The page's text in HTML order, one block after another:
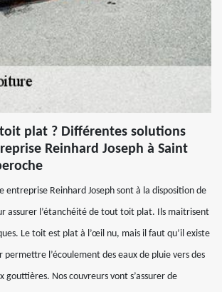
plat ? Différentes solutions
Reinhard Joseph à Saint
entreprise Reinhard Joseph sont à la disposition de
assurer l’étanchéité de tout toit plat. Ils maitrisent
Le toit est plat à l’œil nu, mais il faut qu’il existe
l’écoulement des eaux de pluie vers des
gouttières. Nos couvreurs vont s’assurer de